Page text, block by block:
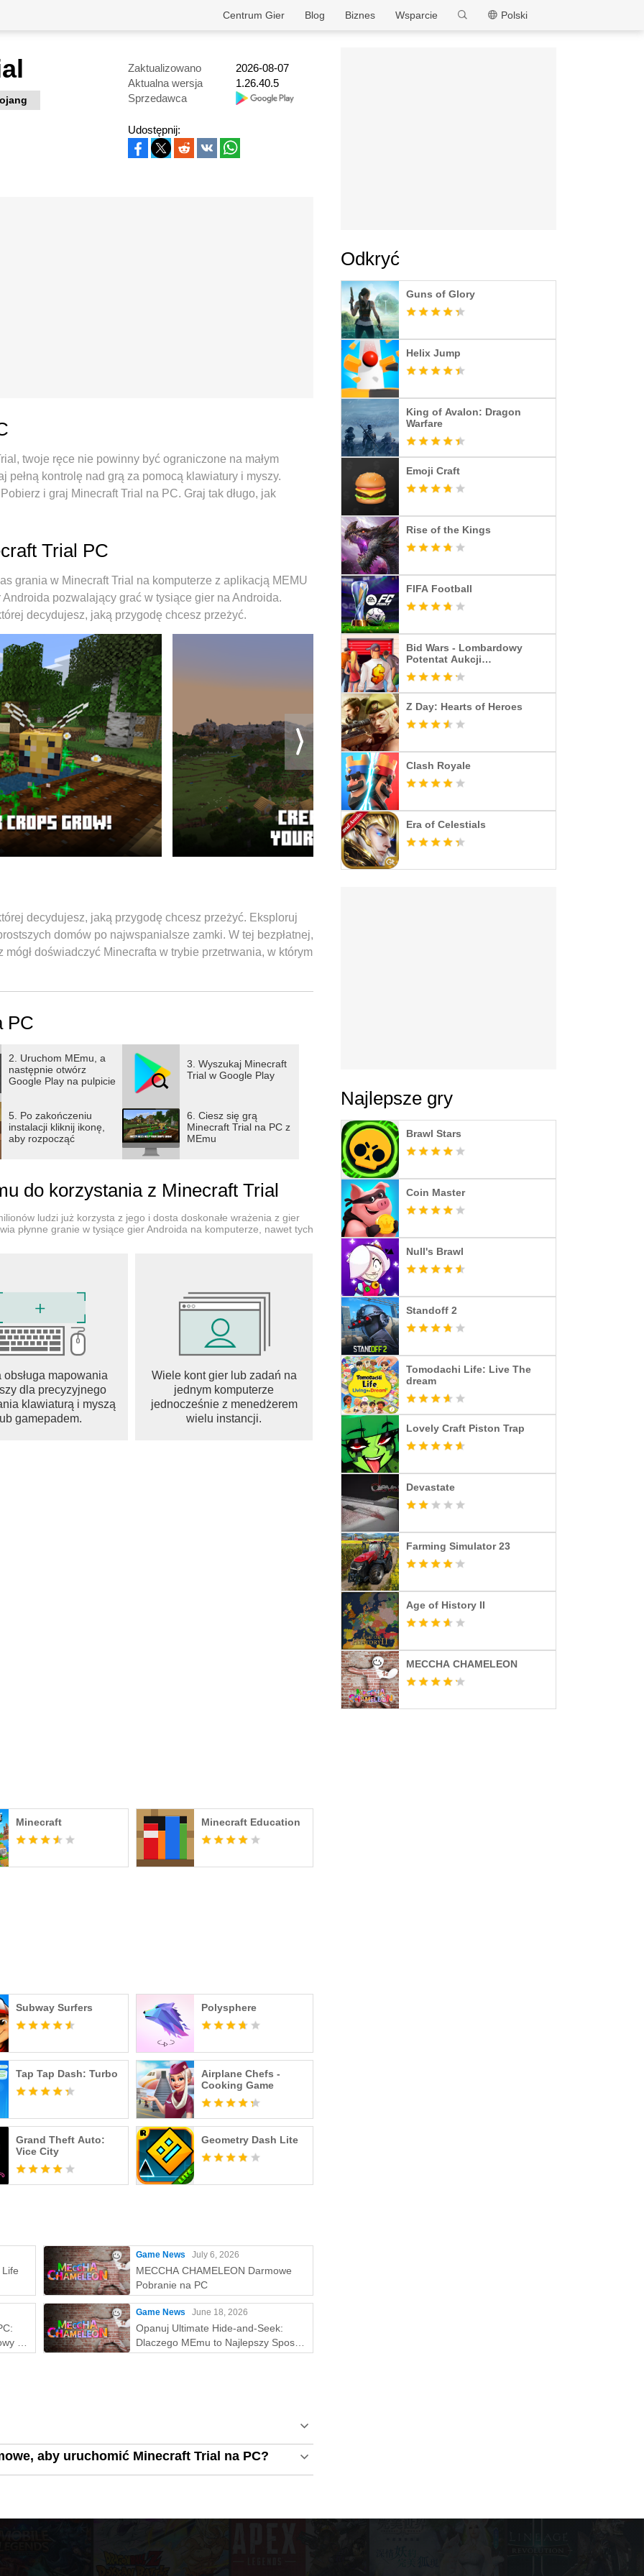
MEmu
Polski
Wsparcie
Biznes
Blog
Centrum Gier
Zaktualizowano
2026-08-07
Aktualna wersja
1.26.40.5
Sprzedawca
Udostępnij:
twoje ręce nie powinny być ograniczone na małym
kontrolę nad grą za pomocą klawiatury i myszy.
i graj Minecraft Trial na PC. Graj tak długo, jak
i niepokojących połączeń. Zupełnie nowy MEmu 9 to
sprawia, że Minecraft Trial jest prawdziwą grą na PC.
instancji umożliwia granie na 2 lub więcej kontach na tym
może uwolnić pełny potencjał twojego komputera,
tylko o to, jak grasz, ale także o cały proces czerpania
Trial PC
grania w Minecraft Trial na komputerze z aplikacją MEMU
pozwalający grać w tysiące gier na Androida.
decydujesz, jaką przygodę chcesz przeżyć.
decydujesz, jaką przygodę chcesz przeżyć. Eksploruj
domów po najwspanialsze zamki. W tej bezpłatnej,
doświadczyć Minecrafta w trybie przetrwania, w którym
moby. Twórz, eksploruj i przetrwaj!
zakończeniu okresu próbnego.*
Światy próbne nie są przenoszone do pełnej
PC
2. Uruchom MEmu, a
następnie otwórz
Google Play na pulpicie
3. Wyszukaj Minecraft
Trial w Google Play
5. Po zakończeniu
instalacji kliknij ikonę,
aby rozpocząć
6. Ciesz się grą
Minecraft Trial na PC z
MEmu
do korzystania z Minecraft Trial
ludzi już korzysta z jego i dosta doskonałe wrażenia z gier
płynne granie w tysiące gier Androida na komputerze, nawet tych
obsługa mapowania
dla precyzyjnego
klawiaturą i myszą
lub gamepadem.
Wiele kont gier lub zadań na
jednym komputerze
jednocześnie z menedżerem
wielu instancji.
Minecraft Minecraft Education
Subway Surfers Polysphere
Tap Tap Dash: Turbo
Airplane Chefs -
Cooking Game
Grand Theft Auto:
Vice City
Geometry Dash Lite
z
Game News July 6, 2026
MECCHA CHAMELEON Darmowe
Pobranie na PC
Game News June 18, 2026
Opanuj Ultimate Hide-and-Seek:
Dlaczego MEmu to Najlepszy Sposób
na Grę w MECCHA CHAMELEON na
aby uruchomić Minecraft Trial na PC?
Odkryć
Guns of Glory
Helix Jump
King of Avalon: Dragon
Warfare
Emoji Craft
Rise of the Kings
FIFA Football
Bid Wars - Lombardowy
Potentat Aukcji
Magazynowych
Z Day: Hearts of Heroes
Clash Royale
Era of Celestials
Najlepsze gry
Brawl Stars
Coin Master
Null's Brawl
Standoff 2
Tomodachi Life: Live The
dream
Lovely Craft Piston Trap
Devastate
Farming Simulator 23
Age of History II
MECCHA CHAMELEON